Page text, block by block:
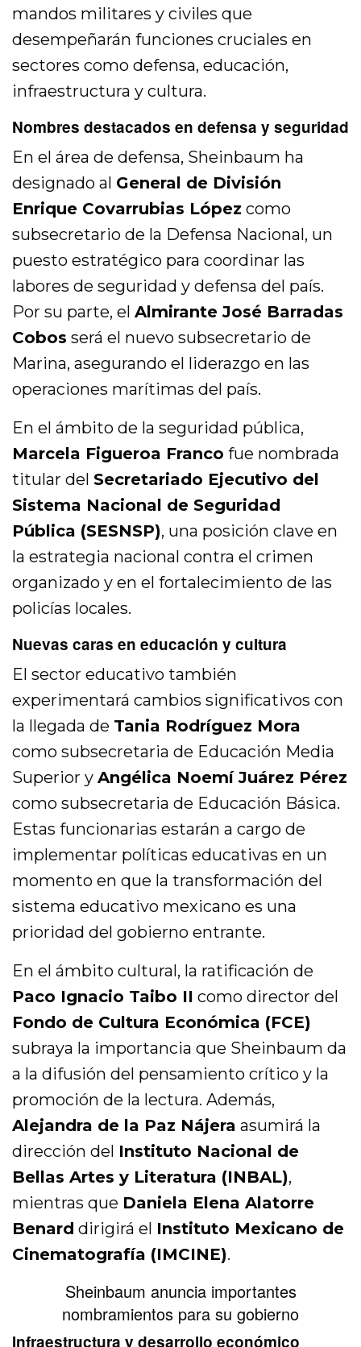
mandos militares y civiles que
desempeñarán funciones cruciales en
sectores como defensa, educación,
infraestructura y cultura.
Nombres destacados en defensa y seguridad
En el área de defensa, Sheinbaum ha
designado al General de División
Enrique Covarrubias López como
subsecretario de la Defensa Nacional, un
puesto estratégico para coordinar las
labores de seguridad y defensa del país.
Por su parte, elAlmirante José Barradas
Cobos será el nuevo subsecretario de
Marina, asegurando el liderazgo en las
operaciones marítimas del país.
En el ámbito de la seguridad pública,
Marcela Figueroa Franco fue nombrada
titular delSecretariado Ejecutivo del
Sistema Nacional de Seguridad
Pública (SESNSP), una posición clave en
la estrategia nacional contra el crimen
organizado y en el fortalecimiento de las
policías locales.
Nuevas caras en educación y cultura
El sector educativo también
experimentará cambios significativos con
la llegada de Tania Rodríguez Mora
como subsecretaria de Educación Media
Superior yAngélica Noemí Juárez Pérez
como subsecretaria de Educación Básica.
Estas funcionarias estarán a cargo de
implementar políticas educativas en un
momento en que la transformación del
sistema educativo mexicano es una
prioridad del gobierno entrante.
En el ámbito cultural, la ratificación de
Paco Ignacio Taibo II como director del
Fondo de Cultura Económica (FCE)
subraya la importancia que Sheinbaum da
a la difusión del pensamiento crítico y la
promoción de la lectura. Además,
Alejandra de la Paz Nájera asumirá la
dirección del Instituto Nacional de
Bellas Artes y Literatura (INBAL),
mientras que Daniela Elena Alatorre
Benard dirigirá el Instituto Mexicano de
Cinematografía (IMCINE).
Sheinbaum anuncia importantes
nombramientos para su gobierno
Infraestructura y desarrollo económico